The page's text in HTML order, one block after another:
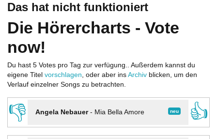
Das hat nicht funktioniert
Die Hörercharts - Vote
now!
Du hast 5 Votes pro Tag zur verfügung.. Außerdem kannst du
eigene Titel vorschlagen, oder aber ins Archiv blicken, um den
Verlauf einzelner Songs zu betrachten.
👎 neu
Angela Nebauer- Mia Bella Amore
👍